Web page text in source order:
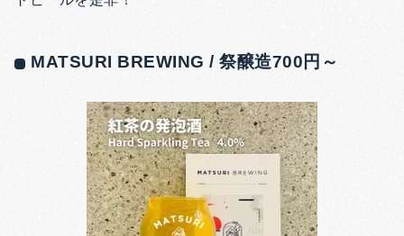
MATSURI BREWING / 祭醸造700円～